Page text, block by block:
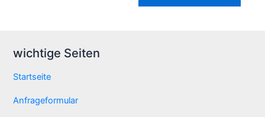
wichtige Seiten
Startseite
Anfrageformular